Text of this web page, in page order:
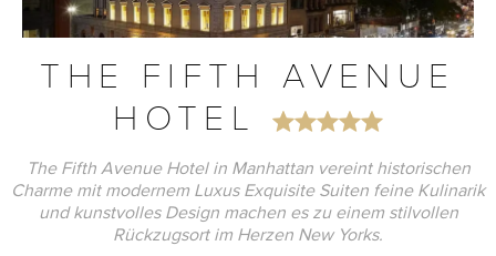
THE FIFTH AVENUE
HOTEL
The Fifth Avenue Hotel in Manhattan vereint historischen
Charme mit modernem Luxus Exquisite Suiten feine Kulinarik
und kunstvolles Design machen es zu einem stilvollen
Rückzugsort im Herzen New Yorks.